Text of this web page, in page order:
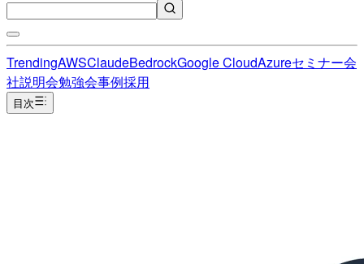
TrendingAWSClaudeBedrockGoogle CloudAzureセミナー会
社説明会勉強会事例採用
目次